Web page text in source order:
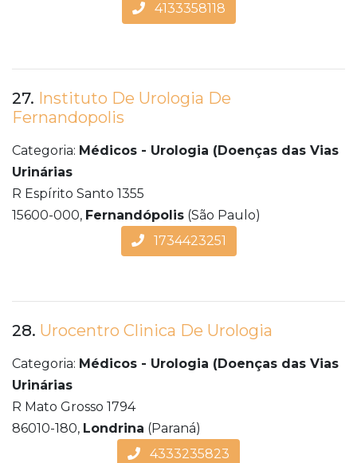
4133358118
27. Instituto De Urologia De
Fernandopolis
Categoria: Médicos - Urologia (Doenças das Vias
Urinárias
R Espírito Santo 1355
15600-000, Fernandópolis (São Paulo)
1734423251
28. Urocentro Clinica De Urologia
Categoria: Médicos - Urologia (Doenças das Vias
Urinárias
R Mato Grosso 1794
86010-180, Londrina (Paraná)
4333235823